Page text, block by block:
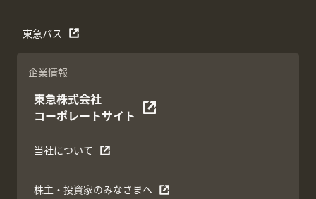
東急バス
企業情報
東急株式会社
コーポレートサイト
当社について
株主・投資家のみなさまへ